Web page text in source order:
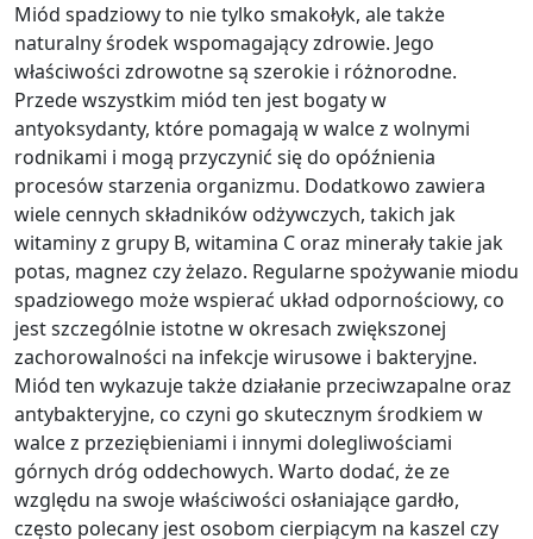
Miód spadziowy to nie tylko smakołyk, ale także
naturalny środek wspomagający zdrowie. Jego
właściwości zdrowotne są szerokie i różnorodne.
Przede wszystkim miód ten jest bogaty w
antyoksydanty, które pomagają w walce z wolnymi
rodnikami i mogą przyczynić się do opóźnienia
procesów starzenia organizmu. Dodatkowo zawiera
wiele cennych składników odżywczych, takich jak
witaminy z grupy B, witamina C oraz minerały takie jak
potas, magnez czy żelazo. Regularne spożywanie miodu
spadziowego może wspierać układ odpornościowy, co
jest szczególnie istotne w okresach zwiększonej
zachorowalności na infekcje wirusowe i bakteryjne.
Miód ten wykazuje także działanie przeciwzapalne oraz
antybakteryjne, co czyni go skutecznym środkiem w
walce z przeziębieniami i innymi dolegliwościami
górnych dróg oddechowych. Warto dodać, że ze
względu na swoje właściwości osłaniające gardło,
często polecany jest osobom cierpiącym na kaszel czy